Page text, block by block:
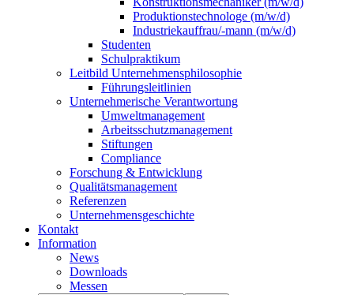
Produktionstechnologe (m/w/d)
Industriekauffrau/-mann (m/w/d)
Studenten
Schulpraktikum
Leitbild Unternehmensphilosophie
Führungsleitlinien
Unternehmerische Verantwortung
Umweltmanagement
Arbeitsschutzmanagement
Stiftungen
Compliance
Forschung & Entwicklung
Qualitätsmanagement
Referenzen
Unternehmensgeschichte
Kontakt
Information
News
Downloads
Messen